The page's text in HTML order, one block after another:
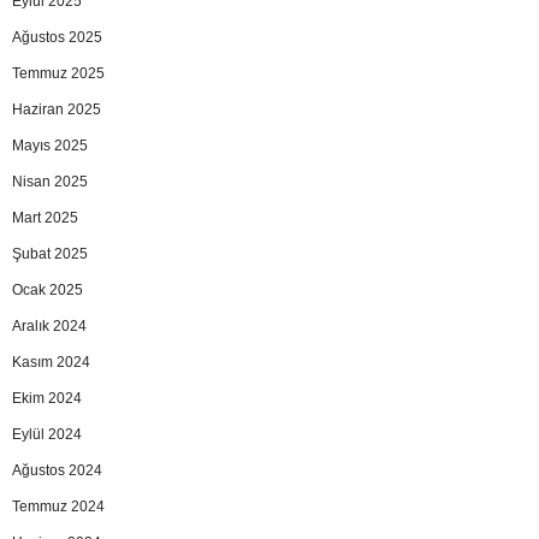
Ağustos 2025
Temmuz 2025
Haziran 2025
Mayıs 2025
Nisan 2025
Mart 2025
Şubat 2025
Ocak 2025
Aralık 2024
Kasım 2024
Ekim 2024
Eylül 2024
Ağustos 2024
Temmuz 2024